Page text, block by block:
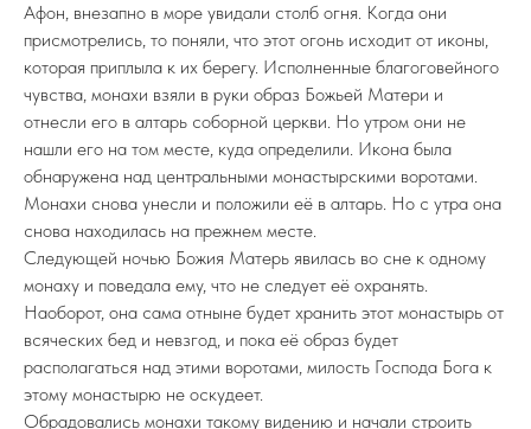
Афон, внезапно в море увидали столб огня. Когда они
присмотрелись, то поняли, что этот огонь исходит от иконы,
которая приплыла к их берегу. Исполненные благоговейного
чувства, монахи взяли в руки образ Божьей Матери и
отнесли его в алтарь соборной церкви. Но утром они не
нашли его на том месте, куда определили. Икона была
обнаружена над центральными монастырскими воротами.
Монахи снова унесли и положили её в алтарь. Но с утра она
снова находилась на прежнем месте.
Следующей ночью Божия Матерь явилась во сне к одному
монаху и поведала ему, что не следует её охранять.
Наоборот, она сама отныне будет хранить этот монастырь от
всяческих бед и невзгод, и пока её образ будет
располагаться над этими воротами, милость Господа Бога к
этому монастырю не оскудеет.
Обрадовались монахи такому видению и начали строить